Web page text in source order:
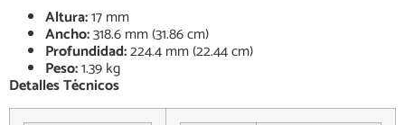
Altura:17 mm
Ancho:318.6 mm (31.86 cm)
Profundidad:224.4 mm (22.44 cm)
Peso:1.39 kg
Detalles Técnicos